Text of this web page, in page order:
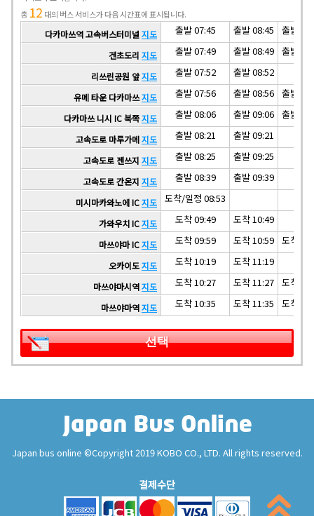
총 12 대의 버스 서비스가 다음 시간표에 표시됩니다.
다카마쓰역 고속버스터미널 지도 출발 07:45 출발 08:45 출발
겐초도리 지도 출발 07:49 출발 08:49 출발
리쓰린공원 앞지도 출발 07:52 출발 08:52
유메 타운 다카마쓰지도 출발 07:56 출발 08:56 출발
다카마쓰 니시 IC 북쪽지도 출발 08:06 출발 09:06 출발
고속도로 마루가메지도 출발 08:21 출발 09:21
고속도로 젠쓰지 지도 출발 08:25 출발 09:25
고속도로 간온지 지도 출발 08:39 출발 09:39
미시마카와노에 IC지도 도착/일정 08:53
가와우치 IC지도 도착 09:49 도착 10:49
마쓰야마 IC지도 도착 09:59 도착 10:59 도착
오카이도지도 도착 10:19 도착 11:19
마쓰야마시역지도 도착 10:27 도착 11:27 도착
마쓰야마역지도 도착 10:35 도착 11:35 도착
선택
Japan bus online ©Copyright 2019 KOBO CO., LTD. All rights reserved.
결제수단